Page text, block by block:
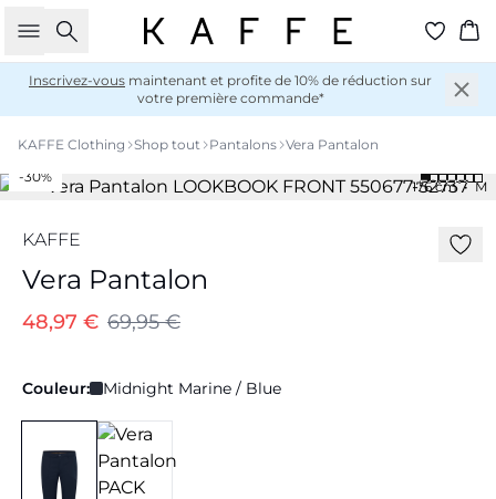
Rechercher
Inscrivez-vous maintenant et profite de 10% de réduction sur
votre première commande*
KAFFE Clothing Shop tout Pantalons Vera Pantalon
176 cm • M
-30%
KAFFE
Vera Pantalon
48,97 € 69,95 €
Couleur: Midnight Marine / Blue